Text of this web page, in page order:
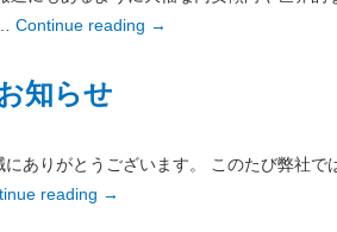
Continue reading →
知らせ
ありがとうございます。 このたび弊社
reading →